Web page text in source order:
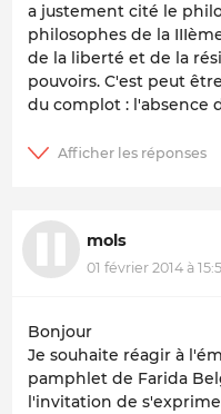
a justement cité le
philosophes de la
de la liberté et de la
pouvoirs. C'est peut
du complot : l'absence
mols
01 février 2014 à
Bonjour
Je souhaite réagir à
pamphlet de Farida
l'invitation de